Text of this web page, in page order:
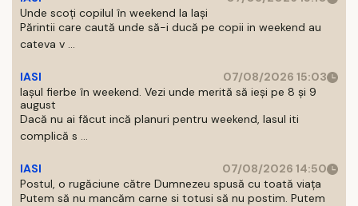
Unde scoți copilul în weekend la Iași
Părintii care caută unde să-i ducă pe copii in weekend au
cateva v ...
IASI
07/08/2026 15:03
Iașul fierbe în weekend. Vezi unde merită să ieși pe 8 și 9
august
Dacă nu ai făcut incă planuri pentru weekend, Iasul iti
complică s ...
IASI
07/08/2026 14:50
Postul, o rugăciune către Dumnezeu spusă cu toată viața
Putem să nu mancăm carne si totusi să nu postim. Putem